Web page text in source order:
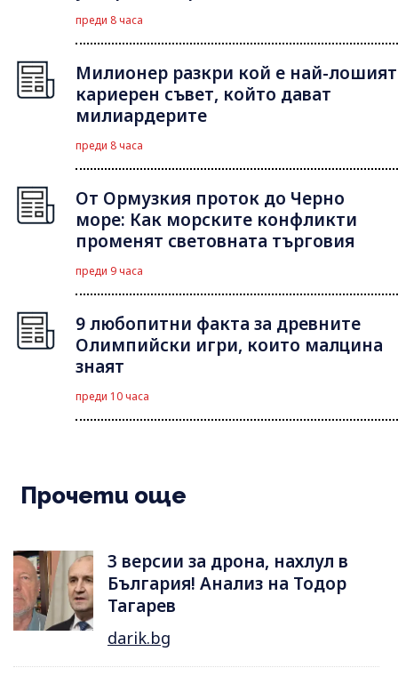
преди 8 часа
Милионер разкри кой е най-лошият
кариерен съвет, който дават
милиардерите
преди 8 часа
От Ормузкия проток до Черно
море: Как морските конфликти
променят световната търговия
преди 9 часа
9 любопитни факта за древните
Олимпийски игри, които малцина
знаят
преди 10 часа
Прочети още
3 версии за дрона, нахлул в
България! Анализ на Тодор
Тагарев
darik.bg